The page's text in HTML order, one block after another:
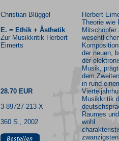
Christian Blüggel
E. = Ethik + Ästhetik
Zur Musikkritik Herbert
Eimerts
28.70 EUR
3-89727-213-X
360 S., 2002
Herbert
Theorie wie
Mitschöpfer
der neuen,
der
Musik,
dem
in rund
Musikkritik
Raumes
wohl
zwanzigsten